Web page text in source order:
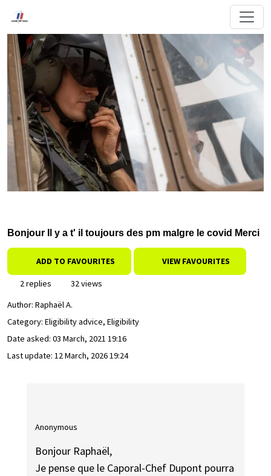
Bonjour Il y a t' il toujours des pm malgre le covid Merci
ADD TO FAVOURITES VIEW FAVOURITES
2 replies
32 views
Author: Raphaël A.
Category: Eligibility advice, Eligibility
Date asked: 03 March, 2021 19:16
Last update: 12 March, 2026 19:24
Anonymous
Bonjour Raphaël,
Je pense que le Caporal-Chef Dupont pourra